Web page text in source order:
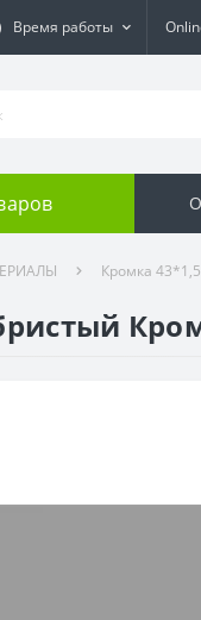
Время работы
Кромка